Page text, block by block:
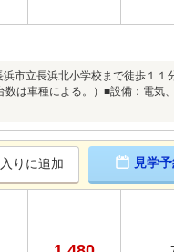
市立長浜北小学校まで徒歩１
は車種による。）■設備：電気
りに追加 見学